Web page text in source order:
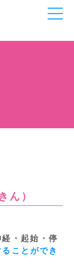
ん）
・起始・停
ことができ